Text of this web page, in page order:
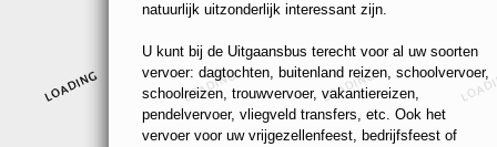
natuurlijk uitzonderlijk interessant zijn.
U kunt bij de Uitgaansbus terecht voor al uw soorten
vervoer: dagtochten, buitenland reizen, schoolvervoer,
schoolreizen, trouwvervoer, vakantiereizen,
pendelvervoer, vliegveld transfers, etc. Ook het
vervoer voor uw vrijgezellenfeest, bedrijfsfeest of